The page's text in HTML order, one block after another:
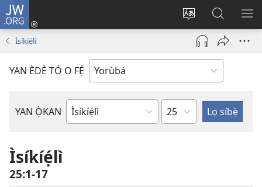
JW.ORG
Yí
èdè
ìkànnì
pa
Wọlé
(opens
window)
Wa
JW.ORG
Ìsíkíẹ́lì
YAN ÈDÈ TÓ O FẸ́
YAN Ọ̀KAN
Ìwé
Orí
Ìsíkíẹ́lì
25:1-17